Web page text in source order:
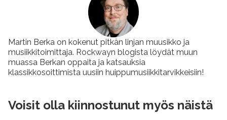
Martin Berka on kokenut pitkän linjan muusikko ja
musiikkitoimittaja. Rockwayn blogista löydät muun
muassa Berkan oppaita ja katsauksia
klassikkosoittimista uusiin huippumusiikkitarvikkeisiin!
Voisit olla kiinnostunut myös näistä